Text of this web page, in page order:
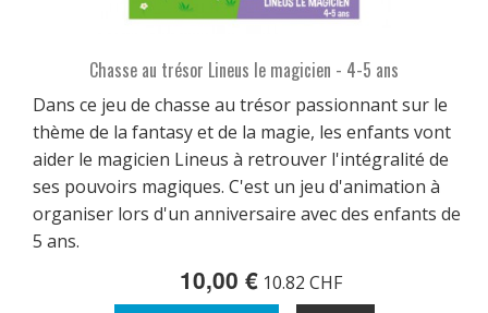
Chasse au trésor Lineus le magicien - 4-5 ans
Dans ce jeu de chasse au trésor passionnant sur le
thème de la fantasy et de la magie, les enfants vont
aider le magicien Lineus à retrouver l'intégralité de
ses pouvoirs magiques. C'est un jeu d'animation à
organiser lors d'un anniversaire avec des enfants de
5 ans.
10,00 € 10.82 CHF